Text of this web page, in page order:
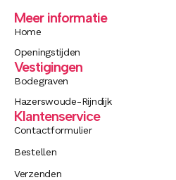
Meer informatie
Home
Openingstijden
Vestigingen
Bodegraven
Hazerswoude-Rijndijk
Klantenservice
Contactformulier
Bestellen
Verzenden